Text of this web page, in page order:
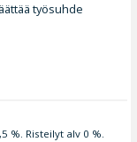
työsuhde
%. Risteilyt alv 0 %.